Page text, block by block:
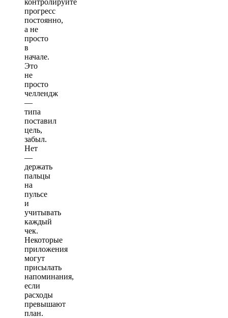
прогресс
постоянно,
а не
просто
в
начале.
Это
не
просто
челлендж
—
типа
поставил
цель,
забыл.
Нет
—
держать
пальцы
на
пульсе
и
учитывать
каждый
чек.
Некоторые
приложения
могут
присылать
напоминания,
если
расходы
превышают
план.